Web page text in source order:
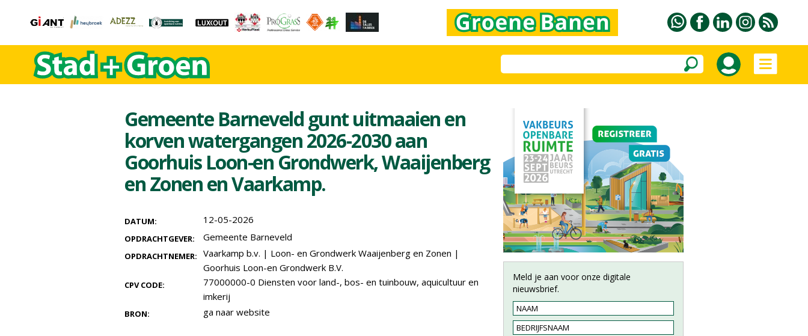
Gemeente Barneveld gunt uitmaaien en
korven watergangen 2026-2030 aan
Goorhuis Loon-en Grondwerk, Waaijenberg
en Zonen en Vaarkamp.
DATUM: 12-05-2026
OPDRACHTGEVER: Gemeente Barneveld
OPDRACHTNEMER: Vaarkamp b.v. | Loon- en Grondwerk Waaijenberg en Zonen |
Goorhuis Loon-en Grondwerk B.V.
CPV CODE:
77000000-0 Diensten voor land-, bos- en tuinbouw, aquicultuur en
imkerij
BRON: ga naar website
Meld je aan voor onze digitale
nieuwsbrief.